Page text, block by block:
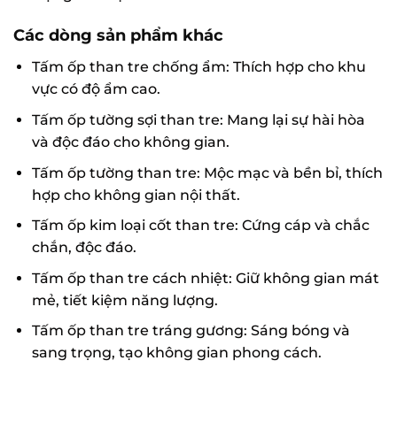
Các dòng sản phẩm khác
Tấm ốp than tre chống ẩm: Thích hợp cho khu
vực có độ ẩm cao.
Tấm ốp tường sợi than tre: Mang lại sự hài hòa
và độc đáo cho không gian.
Tấm ốp tường than tre: Mộc mạc và bền bỉ, thích
hợp cho không gian nội thất.
Tấm ốp kim loại cốt than tre: Cứng cáp và chắc
chắn, độc đáo.
Tấm ốp than tre cách nhiệt: Giữ không gian mát
mẻ, tiết kiệm năng lượng.
Tấm ốp than tre tráng gương: Sáng bóng và
sang trọng, tạo không gian phong cách.